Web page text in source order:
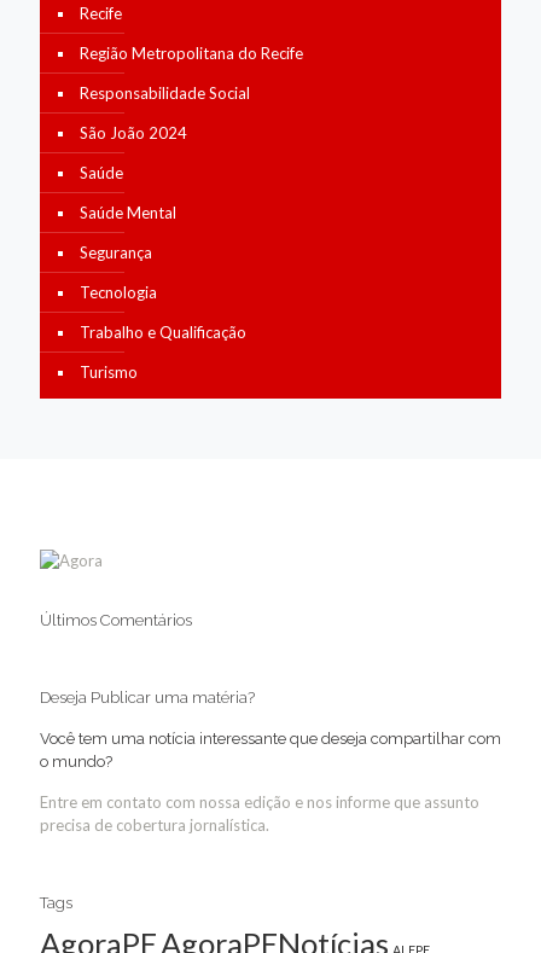
Recife
Região Metropolitana do Recife
Responsabilidade Social
São João 2024
Saúde
Saúde Mental
Segurança
Tecnologia
Trabalho e Qualificação
Turismo
Últimos Comentários
Deseja Publicar uma matéria?
Você tem uma notícia interessante que deseja compartilhar com
o mundo?
Entre em contato com nossa edição e nos informe que assunto
precisa de cobertura jornalística.
Tags
AgoraPEAgoraPENotícias